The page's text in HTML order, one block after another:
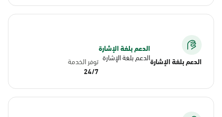
الدعم بلغة الإشارة
الدعم بلغة الإشارة
الدعم بلغة الإشارة توفر الخدمة
24/7